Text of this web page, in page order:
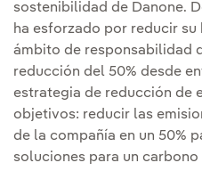
sostenibilidad de Danone.
ha esforzado por reducir su
ámbito de responsabilidad
reducción del 50% desde
estrategia de reducción de
objetivos: reducir las
de la compañía en un 50%
soluciones para un